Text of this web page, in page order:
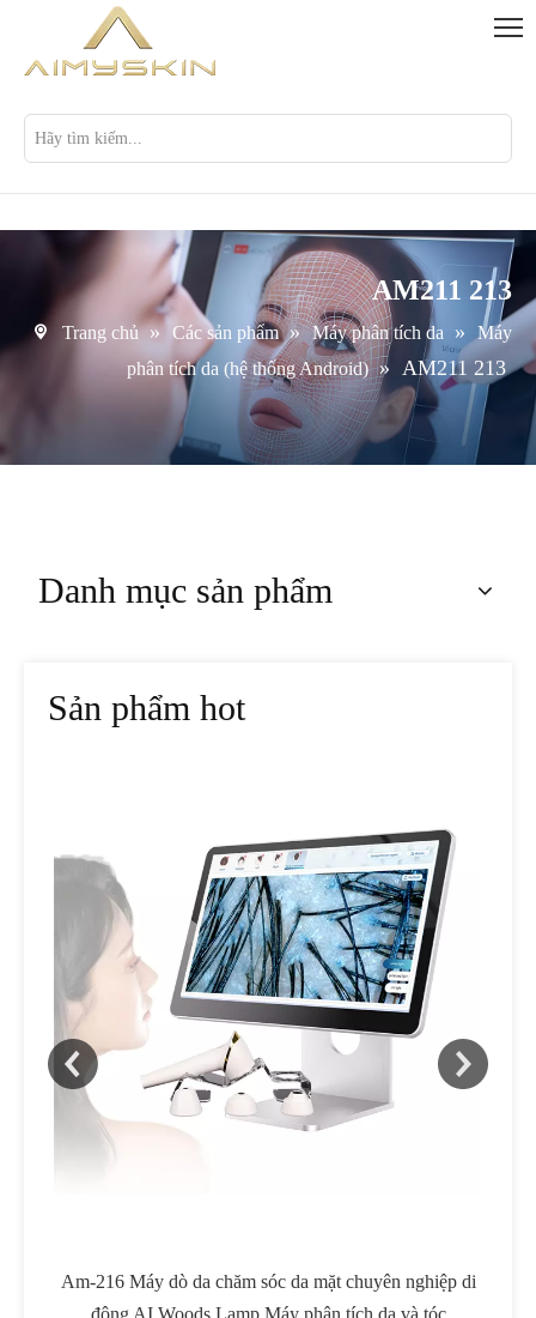
AM211 213
Trang chủ » Các sản phẩm » Máy phân tích da »
Máy
phân tích da (hệ thống Android) » AM211 213
Danh mục sản phẩm
Sản phẩm hot
chuyên nghiệp di
tích da và tóc
WT-373 Collagen Booster Rf Thiết Bị Đa
4 Trong 1 Hình Chữ S Cavitation Máy Đường